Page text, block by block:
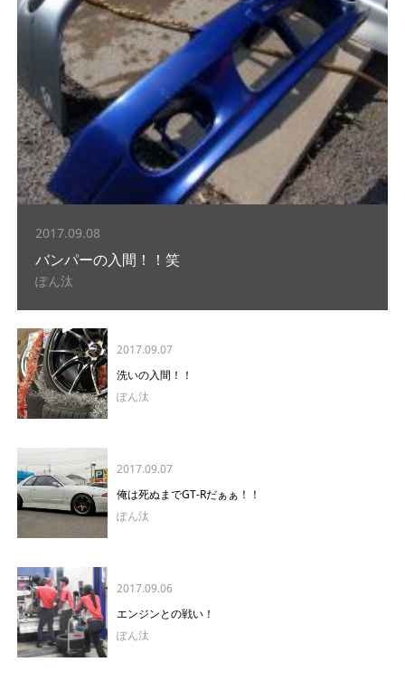
2017.09.08
バンパーの入間！！笑
ぽん汰
2017.09.07
洗いの入間！！
ぽん汰
2017.09.07
俺は死ぬまでGT-Rだぁぁ！！
ぽん汰
2017.09.06
エンジンとの戦い！
ぽん汰